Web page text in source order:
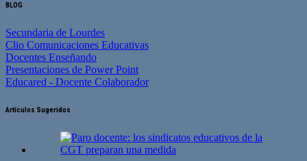
BLOG
Secundaria de Lourdes
Clio Comunicaciones Educativas
Docentes Enseñando
Presentaciones de Power Point
Educared - Docente Colaborador
Artículos Sugeridos